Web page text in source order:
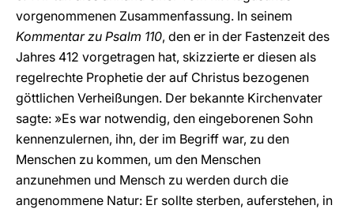
vorgenommenen Zusammenfassung. In seinem
Kommentar zu Psalm 110, den er in der Fastenzeit des
Jahres 412 vorgetragen hat, skizzierte er diesen als
regelrechte Prophetie der auf Christus bezogenen
göttlichen Verheißungen. Der bekannte Kirchenvater
sagte: »Es war notwendig, den eingeborenen Sohn
kennenzulernen, ihn, der im Begriff war, zu den
Menschen zu kommen, um den Menschen
anzunehmen und Mensch zu werden durch die
angenommene Natur: Er sollte sterben, auferstehen, in